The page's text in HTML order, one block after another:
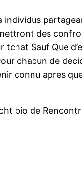
des
Sauf Que
chacun de
connu apres
bio de